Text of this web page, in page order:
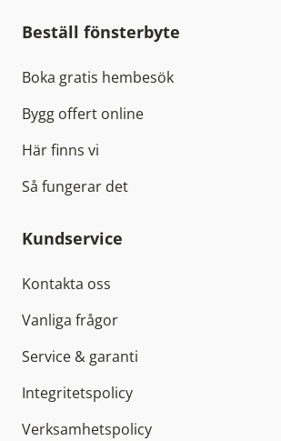
Beställ fönsterbyte
Boka gratis hembesök
Bygg offert online
Här finns vi
Så fungerar det
Kundservice
Kontakta oss
Vanliga frågor
Service & garanti
Integritetspolicy
Verksamhetspolicy